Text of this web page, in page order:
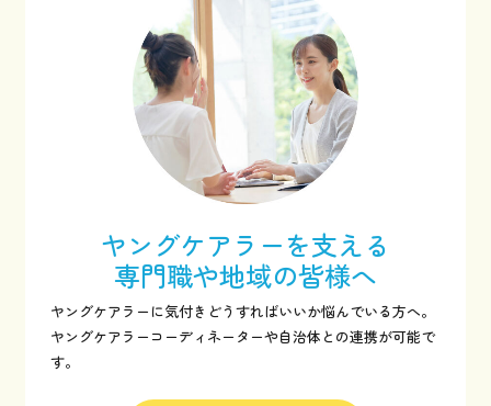
ヤングケアラーを支える
専門職や地域の皆様へ
ヤングケアラーに気付きどうすればいいか悩んでいる方へ。
ヤングケアラーコーディネーターや自治体との連携が可能で
す。